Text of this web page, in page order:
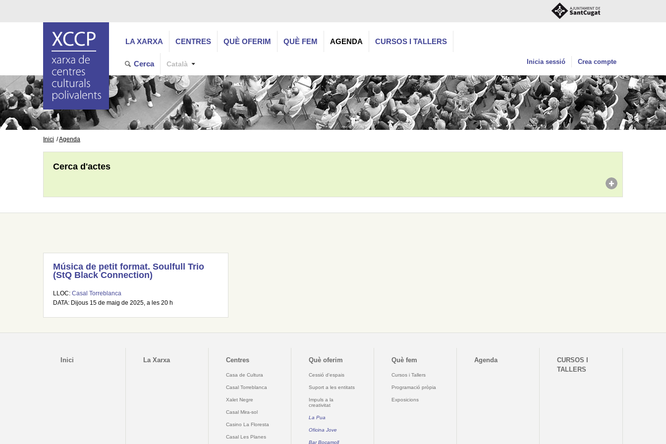
LA XARXA CENTRES QUÈ OFERIM QUÈ FEM AGENDA CURSOS I TALLERS
Cerca Català Inicia sessió Crea compte
Inici Agenda
Cerca d'actes
Música de petit format. Soulfull Trio
(StQ Black Connection)
LLOC: Casal Torreblanca
DATA: Dijous 15 de maig de 2025, a les 20 h
Inici La Xarxa Centres
Casa de Cultura
Casal Torreblanca
Xalet Negre
Casal Mira-sol
Casino La Floresta
Casal Les Planes
Què oferim
Cessió d'espais
Suport a les entitats
Impuls a la
creativitat
La Pua
Oficina Jove
Bar Bocamoll
Què fem
Cursos i Tallers
Programació pròpia
Exposicions
Agenda
CURSOS I
TALLERS